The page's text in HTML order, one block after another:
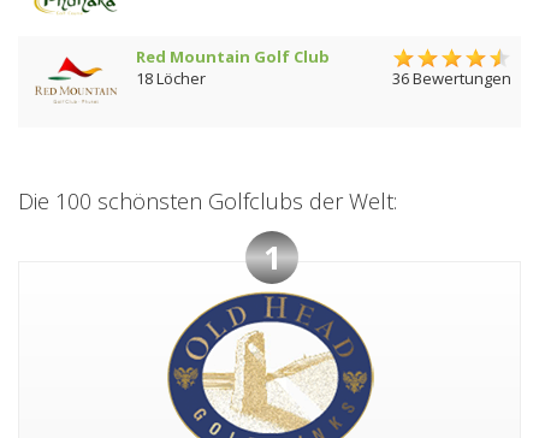
Red Mountain Golf Club
18 Löcher
36 Bewertungen
Die 100 schönsten Golfclubs der Welt:
1